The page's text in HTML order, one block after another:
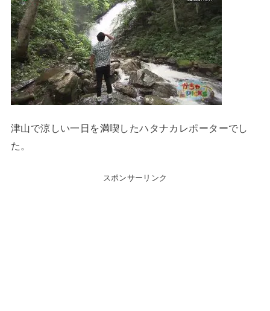
津山で涼しい一日を満喫したハタナカレポーターでし
た。
スポンサーリンク